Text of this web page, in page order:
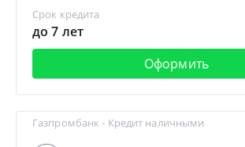
Срок кредита
до 7 лет
Оформить
Газпромбанк - Кредит наличными